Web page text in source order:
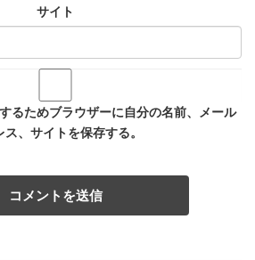
サイト
るためブラウザーに自分の名前、メール
ス、サイトを保存する。